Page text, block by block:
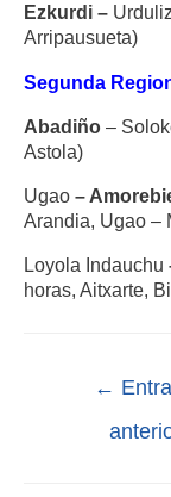
Ezkurdi –
Arripausueta)
Segunda
Abadiño –
Astola)
Ugao –
Arandia, Ugao –
Loyola Indauchu
horas, Aitxarte,
←